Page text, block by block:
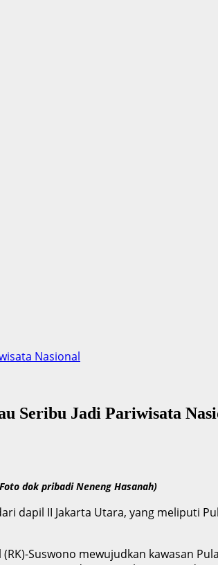
Nasional
Seribu Jadi Pariwisata
dok pribadi Neneng Hasanah)
dapil II Jakarta Utara, yang meliputi
Suswono mewujudkan kawasan